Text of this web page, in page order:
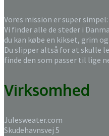
Vores mission er super simpel:
Vi finder alle de steder i
du kan købe en kikset, grim
Du slipper altså for at skulle
finde den som passer til lige
Virksomhed
Julesweater.com
Skudehavnsvej 5